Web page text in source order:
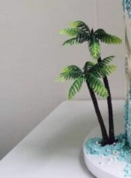
Nos siga
e